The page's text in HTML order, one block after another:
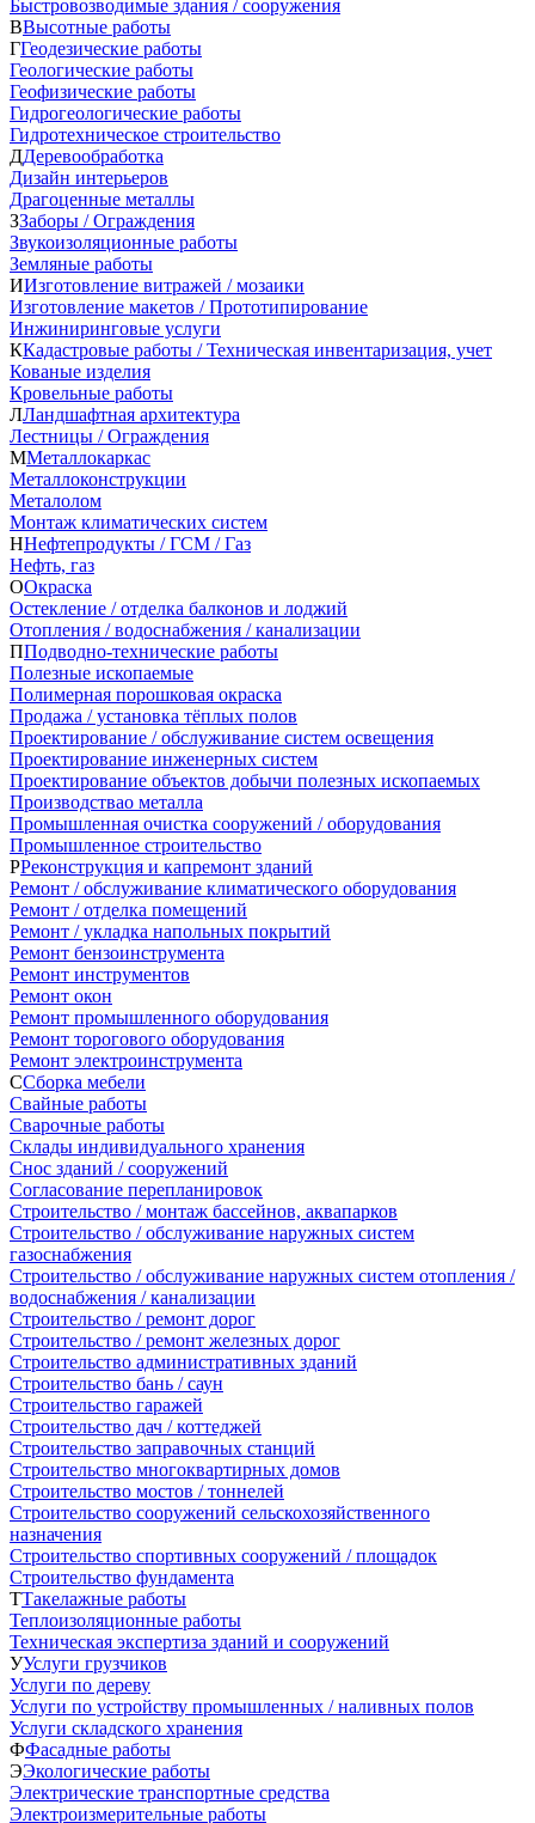
Быстровозводимые здания / сооружения
ВВысотные работы
ГГеодезические работы
Геологические работы
Геофизические работы
Гидрогеологические работы
Гидротехническое строительство
ДДеревообработка
Дизайн интерьеров
Драгоценные металлы
ЗЗаборы / Ограждения
Звукоизоляционные работы
Земляные работы
ИИзготовление витражей / мозаики
Изготовление макетов / Прототипирование
Инжиниринговые услуги
ККадастровые работы / Техническая инвентаризация, учет
Кованые изделия
Кровельные работы
ЛЛандшафтная архитектура
Лестницы / Ограждения
ММеталлокаркас
Металлоконструкции
Металолом
Монтаж климатических систем
ННефтепродукты / ГСМ / Газ
Нефть, газ
ООкраска
Остекление / отделка балконов и лоджий
Отопления / водоснабжения / канализации
ППодводно-технические работы
Полезные ископаемые
Полимерная порошковая окраска
Продажа / установка тёплых полов
Проектирование / обслуживание систем освещения
Проектирование инженерных систем
Проектирование объектов добычи полезных ископаемых
Производствао металла
Промышленная очистка сооружений / оборудования
Промышленное строительство
РРеконструкция и капремонт зданий
Ремонт / обслуживание климатического оборудования
Ремонт / отделка помещений
Ремонт / укладка напольных покрытий
Ремонт бензоинструмента
Ремонт инструментов
Ремонт окон
Ремонт промышленного оборудования
Ремонт торогового оборудования
Ремонт электроинструмента
ССборка мебели
Свайные работы
Сварочные работы
Склады индивидуального хранения
Снос зданий / сооружений
Согласование перепланировок
Строительство / монтаж бассейнов, аквапарков
Строительство / обслуживание наружных систем
газоснабжения
Строительство / обслуживание наружных систем отопления /
водоснабжения / канализации
Строительство / ремонт дорог
Строительство / ремонт железных дорог
Строительство административных зданий
Строительство бань / саун
Строительство гаражей
Строительство дач / коттеджей
Строительство заправочных станций
Строительство многоквартирных домов
Строительство мостов / тоннелей
Строительство сооружений сельскохозяйственного
назначения
Строительство спортивных сооружений / площадок
Строительство фундамента
ТТакелажные работы
Теплоизоляционные работы
Техническая экспертиза зданий и сооружений
УУслуги грузчиков
Услуги по дереву
Услуги по устройству промышленных / наливных полов
Услуги складского хранения
ФФасадные работы
ЭЭкологические работы
Электрические транспортные средства
Электроизмерительные работы